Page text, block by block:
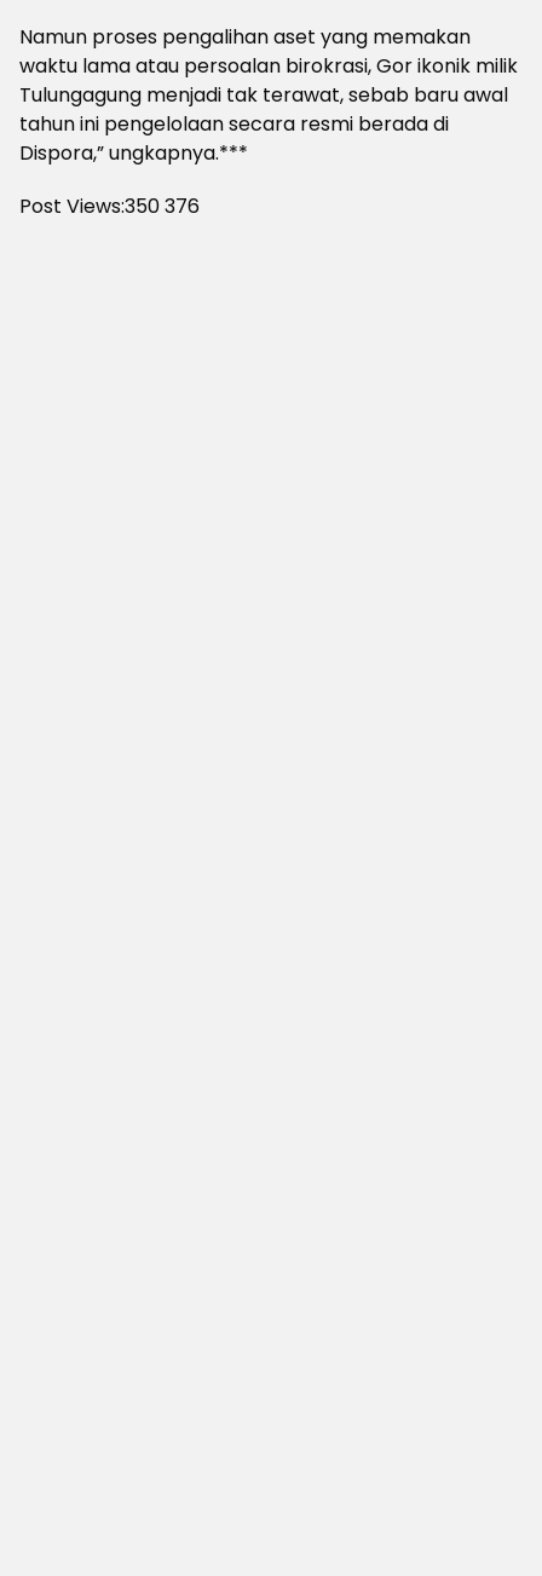
Namun proses pengalihan aset yang memakan
waktu lama atau persoalan birokrasi, Gor ikonik milik
Tulungagung menjadi tak terawat, sebab baru awal
tahun ini pengelolaan secara resmi berada di
Dispora,” ungkapnya.***
Post Views:350376